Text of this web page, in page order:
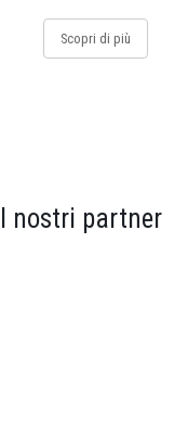
Scopri di più
I nostri partner